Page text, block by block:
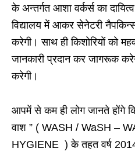
के अन्तर्गत आशा वर्कर्स का दायित्व
विद्यालय में आकर सेनेटरी
करेगी। साथ ही किशोरियों को
जानकारी प्रदान कर जागरूक
करेगी।
आपमें से कम ही लोग जानते होंगे
वाश ” ( WASH / WaSH –
HYGIENE ) के तहत वर्ष